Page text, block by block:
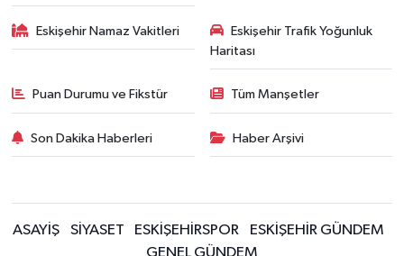
Eskişehir Namaz Vakitleri
Eskişehir Trafik Yoğunluk
Haritası
Puan Durumu ve Fikstür Tüm Manşetler
Son Dakika Haberleri Haber Arşivi
ASAYİŞ SİYASET ESKİŞEHİRSPOR
ESKİŞEHİR GÜNDEM